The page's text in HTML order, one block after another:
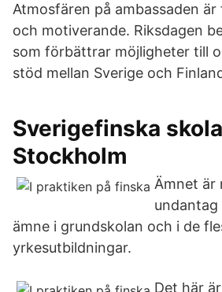
Atmosfären på ambassaden
och motiverande. Riksdagen
som förbättrar möjligheter till
stöd mellan Sverige och
Sverigefinska
Stockholm
Ämnet är
ämne i grundskolan och i de
yrkesutbildningar.
Det här